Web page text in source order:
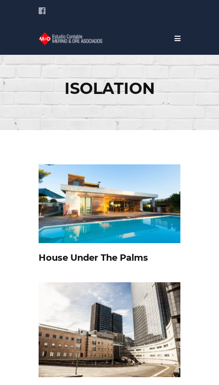
ISOLATION
House Under The Palms